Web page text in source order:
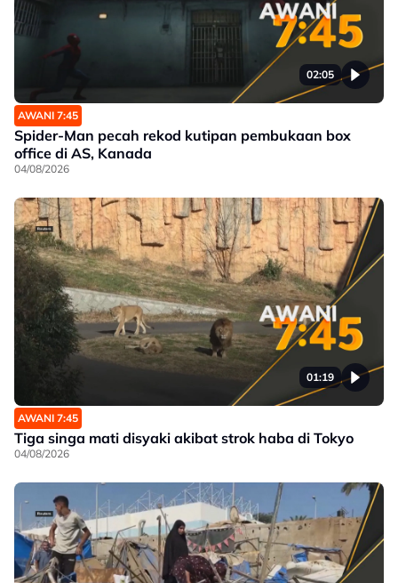
02:05
AWANI 7:45
Spider-Man pecah rekod kutipan pembukaan box
office di AS, Kanada
04/08/2026
01:19
AWANI 7:45
Tiga singa mati disyaki akibat strok haba di Tokyo
04/08/2026